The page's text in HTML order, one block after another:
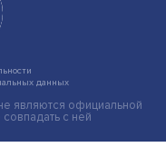
последние годы
Объем продаж на этих
достигнув 4,8